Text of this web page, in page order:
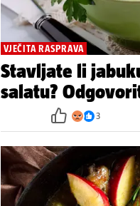
VJEČITA RASPRAVA
Stavljate li
salatu?
3